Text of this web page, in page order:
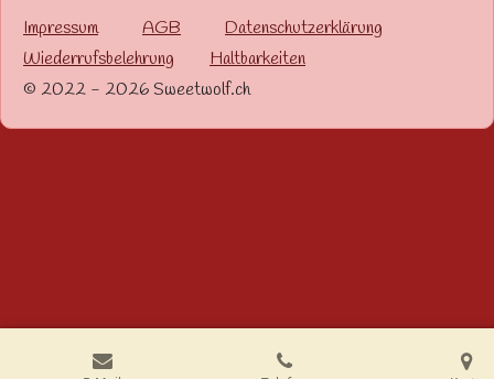
Impressum AGB
Datenschutzerklärung
Wiederrufsbelehrung
Haltbarkeiten
© 2022 - 2026 Sweetwolf.ch